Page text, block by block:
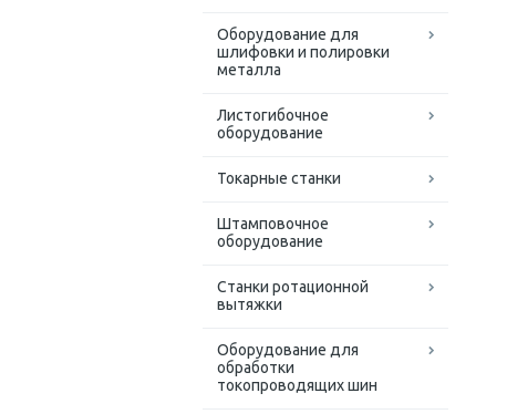
Оборудование для
шлифовки и полировки
металла
Листогибочное
оборудование
Токарные станки
Штамповочное
оборудование
Станки ротационной
вытяжки
Оборудование для
обработки
токопроводящих шин